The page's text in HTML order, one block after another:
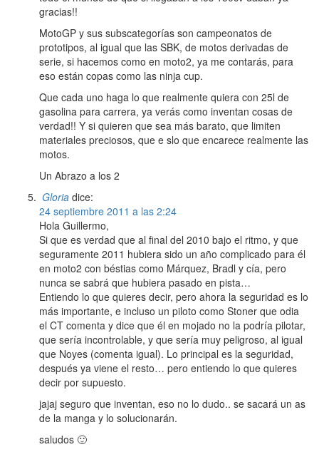
gracias!!
MotoGP y sus subscategorías son campeonatos de
prototipos, al igual que las SBK, de motos derivadas de
serie, si hacemos como en moto2, ya me contarás, para
eso están copas como las ninja cup.
Que cada uno haga lo que realmente quiera con 25l de
gasolina para carrera, ya verás como inventan cosas de
verdad!! Y si quieren que sea más barato, que limiten
materiales preciosos, que e slo que encarece realmente las
motos.
Un Abrazo a los 2
Gloria dice:
24 septiembre 2011 a las 2:24
Hola Guillermo,
Si que es verdad que al final del 2010 bajo el ritmo, y que
seguramente 2011 hubiera sido un año complicado para él
en moto2 con béstias como Márquez, Bradl y cía, pero
nunca se sabrá que hubiera pasado en pista…
Entiendo lo que quieres decir, pero ahora la seguridad es lo
más importante, e incluso un piloto como Stoner que odia
el CT comenta y dice que él en mojado no la podría pilotar,
que sería incontrolable, y que sería muy peligroso, al igual
que Noyes (comenta igual). Lo principal es la seguridad,
después ya viene el resto… pero entiendo lo que quieres
decir por supuesto.
jajaj seguro que inventan, eso no lo dudo.. se sacará un as
de la manga y lo solucionarán.
saludos 🙂